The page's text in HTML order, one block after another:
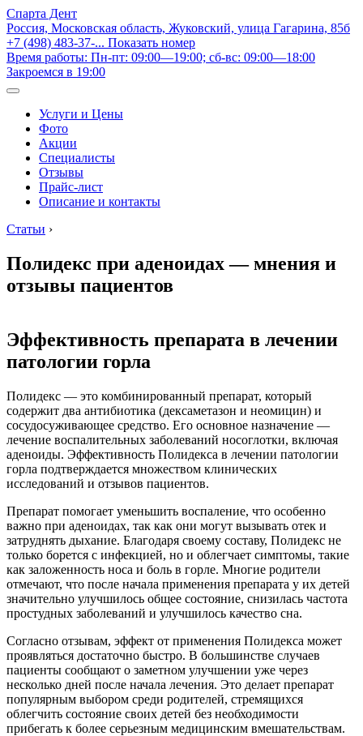
Спарта Дент
Россия, Московская область, Жуковский, улица Гагарина, 85б
+7 (498) 483-37-... Показать номер
Время работы: Пн-пт: 09:00—19:00; сб-вс: 09:00—18:00
Закроемся в 19:00
Услуги и Цены
Фото
Акции
Специалисты
Отзывы
Прайс-лист
Описание и контакты
Статьи ›
Полидекс при аденоидах — мнения и
отзывы пациентов
Эффективность препарата в лечении
патологии горла
Полидекс — это комбинированный препарат, который
содержит два антибиотика (дексаметазон и неомицин) и
сосудосуживающее средство. Его основное назначение —
лечение воспалительных заболеваний носоглотки, включая
аденоиды. Эффективность Полидекса в лечении патологии
горла подтверждается множеством клинических
исследований и отзывов пациентов.
Препарат помогает уменьшить воспаление, что особенно
важно при аденоидах, так как они могут вызывать отек и
затруднять дыхание. Благодаря своему составу, Полидекс не
только борется с инфекцией, но и облегчает симптомы, такие
как заложенность носа и боль в горле. Многие родители
отмечают, что после начала применения препарата у их детей
значительно улучшилось общее состояние, снизилась частота
простудных заболеваний и улучшилось качество сна.
Согласно отзывам, эффект от применения Полидекса может
проявляться достаточно быстро. В большинстве случаев
пациенты сообщают о заметном улучшении уже через
несколько дней после начала лечения. Это делает препарат
популярным выбором среди родителей, стремящихся
облегчить состояние своих детей без необходимости
прибегать к более серьезным медицинским вмешательствам.